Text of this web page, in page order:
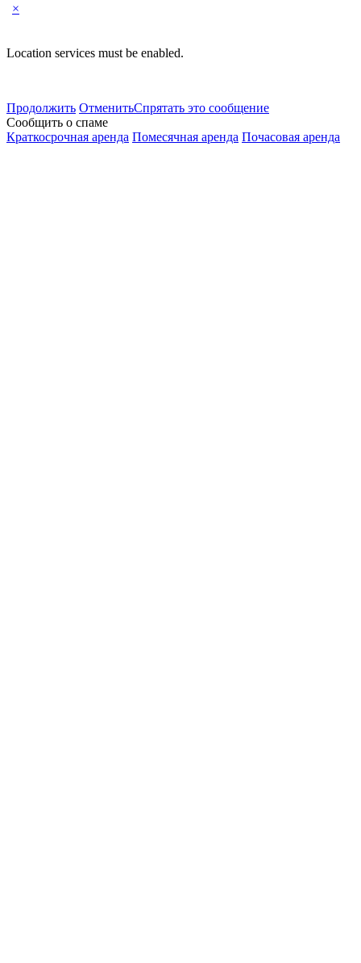
×
Location services must be enabled.
Продолжить ОтменитьСпрятать это сообщение
Сообщить о спаме
Краткосрочная аренда Помесячная аренда Почасовая аренда